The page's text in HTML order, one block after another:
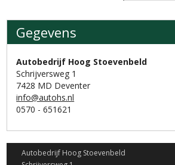
Gegevens
Gegevens
Autobedrijf Hoog Stoevenbeld
Schrijversweg 1
7428 MD Deventer
info@autohs.nl
0570 - 651621
Autobedrijf Hoog Stoevenbeld